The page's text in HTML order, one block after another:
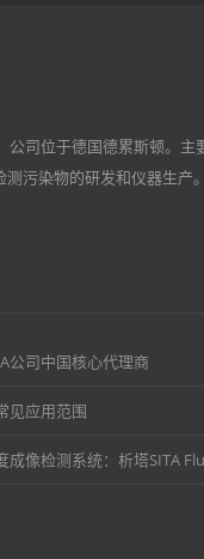
公司位于德国德累斯顿。主
污染物的研发和仪器生产。
公司中国核心代理商
见应用范围
成像检测系统：析塔SITA